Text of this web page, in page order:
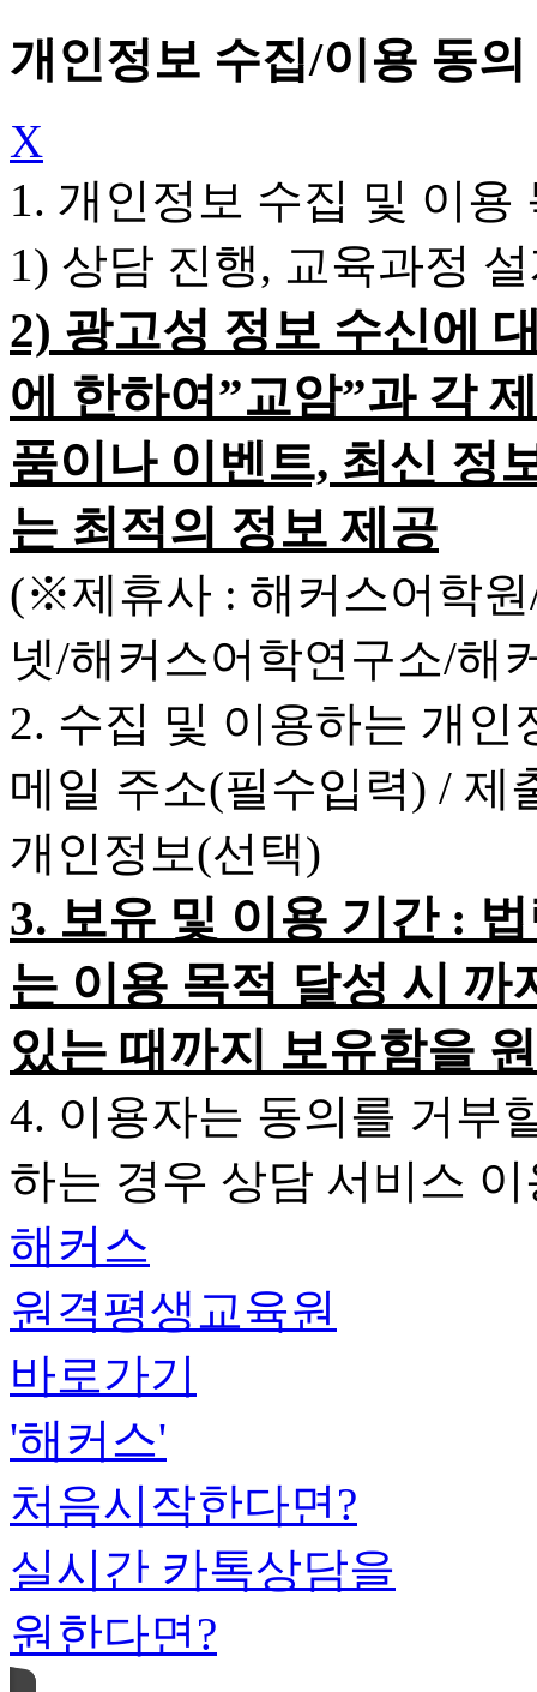
개인정보 수집/이용 동
X
1. 개인정보 수집 및 이용
1) 상담 진행, 교육과정
2) 광고성 정보 수신에
에 한하여”교암”과 각
품이나 이벤트, 최신 정
는 최적의 정보 제공
(※제휴사 : 해커스어학
넷/해커스어학연구소/해
2. 수집 및 이용하는 개
메일 주소(필수입력) / 제
개인정보(선택)
3. 보유 및 이용 기간 :
는 이용 목적 달성 시
있는 때까지 보유함을
4. 이용자는 동의를 거부
하는 경우 상담 서비스
해커스
원격평생교육원
바로가기
'해커스'
처음시작한다면?
실시간 카톡상담을
원한다면?